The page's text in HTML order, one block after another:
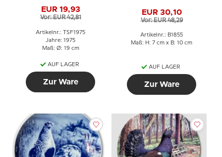
EUR 19,93
Vor: EUR 42,81
Artikelnr.: TSF1975
Jahre: 1975
Maß: Ø: 19 cm
AUF LAGER
Zur Ware
1855
EUR 30,10
Vor: EUR 48,29
Artikelnr.: B1855
Maß: H: 7 cm x B: 10 cm
AUF LAGER
Zur Ware